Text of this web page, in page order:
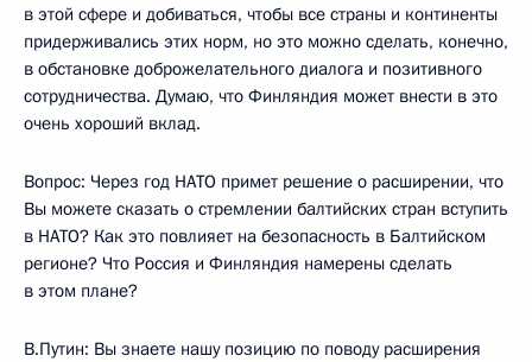
в этой сфере и добиваться, чтобы все страны и континенты
придерживались этих норм, но это можно сделать, конечно,
в обстановке доброжелательного диалога и позитивного
сотрудничества. Думаю, что Финляндия может внести в это
очень хороший вклад.
Вопрос: Через год НАТО примет решение о расширении, что
Вы можете сказать о стремлении балтийских стран вступить
в НАТО? Как это повлияет на безопасность в Балтийском
регионе? Что Россия и Финляндия намерены сделать
в этом плане?
В.Путин: Вы знаете нашу позицию по поводу расширения